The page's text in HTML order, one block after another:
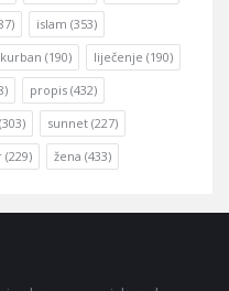
islam (353)
kurban (190) liječenje (190)
propis (432)
(303) sunnet (227)
(229) žena (433)